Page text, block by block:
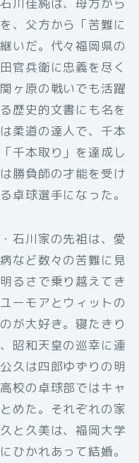
、父方から「苦難に
いだ。代々福岡県の
官兵衛に忠義を尽く
ヶ原の戦いでも活躍
歴史的文書にも名を
柔道の達人で、千本
千本取り」を達成し
勝負師の才能を受け
卓球選手になった。
石川家の先祖は、愛
など数々の苦難に見
るさで乗り越えてき
ーモアとウィットの
が大好き。寝たきり
昭和天皇の巡幸に連
久は四郎ゆずりの明
校の卓球部ではキャ
めた。それぞれの家
と久美は、福岡大学
ひかれあって結婚。